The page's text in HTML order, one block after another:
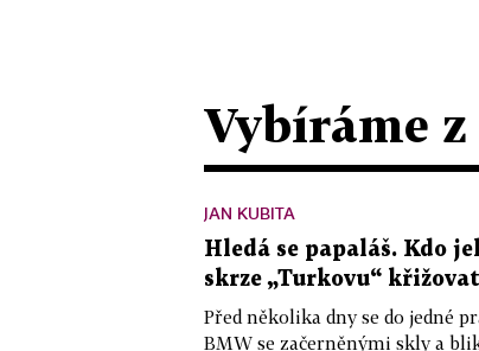
Vybíráme z
JAN KUBITA
Hledá se papaláš. Kdo
skrze „Turkovu“
Před několika dny se do jedné
BMW se začerněnými skly a